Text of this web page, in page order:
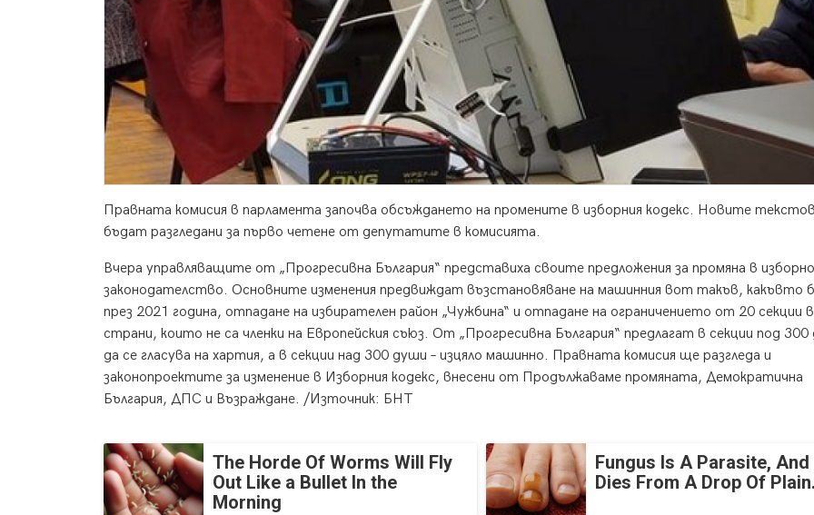
Правната комисия в парламента започва обсъждането на промените в изборния кодекс. Новите
бъдат разгледани за първо четене от депутатите в комисията.
Вчера управляващите от „Прогресивна България“ представиха своите предложения за промяна в
законодателство. Основните изменения предвиждат възстановяване на машинния вот такъв, какъвто
през 2021 година, отпадане на избирателен район „Чужбина“ и отпадане на ограничението от 20 секции в
страни, които не са членки на Европейския съюз. От „Прогресивна България“ предлагат в секции под
да се гласува на хартия, а в секции над 300 души – изцяло машинно. Правната комисия ще разгледа и
законопроектите за изменение в Изборния кодекс, внесени от Продължаваме промяната, Демократична
България, ДПС и Възраждане. /Източник: БНТ
The Horde Of Worms Will Fly
Out Like a Bullet In the
Morning
Fungus Is A Parasite, And
Dies From A Drop Of